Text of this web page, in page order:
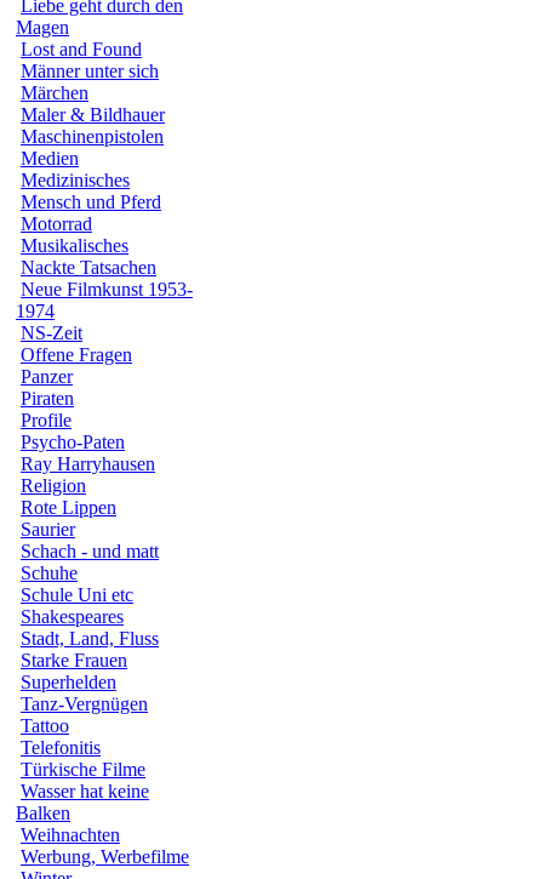
Liebe geht durch den
Magen
Lost and Found
Männer unter sich
Märchen
Maler & Bildhauer
Maschinenpistolen
Medien
Medizinisches
Mensch und Pferd
Motorrad
Musikalisches
Nackte Tatsachen
Neue Filmkunst 1953-
1974
NS-Zeit
Offene Fragen
Panzer
Piraten
Profile
Psycho-Paten
Ray Harryhausen
Religion
Rote Lippen
Saurier
Schach - und matt
Schuhe
Schule Uni etc
Shakespeares
Stadt, Land, Fluss
Starke Frauen
Superhelden
Tanz-Vergnügen
Tattoo
Telefonitis
Türkische Filme
Wasser hat keine
Balken
Weihnachten
Werbung, Werbefilme